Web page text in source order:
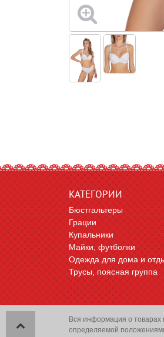
КАТЕГОРИИ
Бюстгальтеры
Грации
Купальники
Майки, футболки
Одежда для дома и
Трусы, поясная группа
Вся информация о товарах
определяемой